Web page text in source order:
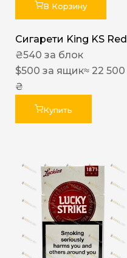
В Корзину
Сигарети King KS Red
₴540 за блок
$500 за ящик≈ 22 500
₴
Купить